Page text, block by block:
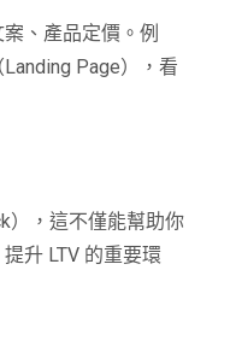
、產品定價。例
Page），看
），這不僅能幫助你
升 LTV 的重要環